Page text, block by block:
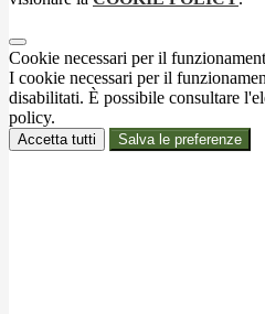
Cookie necessari per il
I cookie necessari per il
disabilitati. È possibile consultare
policy.
Accetta tutti Salva le preferenze